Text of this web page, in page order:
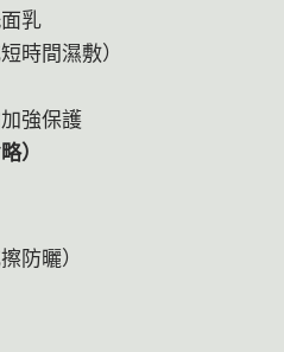
乳
時間濕敷）
強保護
）
防曬）